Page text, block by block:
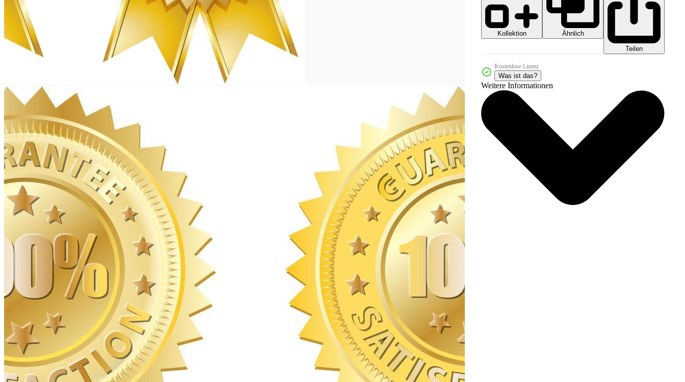
Kollektion
Ähnlich
Teilen
Kostenlose Lizenz
Was ist das?
Weitere Informationen